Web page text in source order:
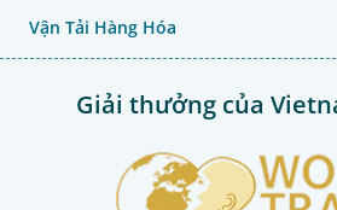
Vận Tải Hàng Hóa
Giải thưởng của